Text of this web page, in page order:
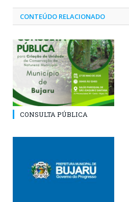
CONTEÚDO RELACIONADO
CONSULTA PÚBLICA